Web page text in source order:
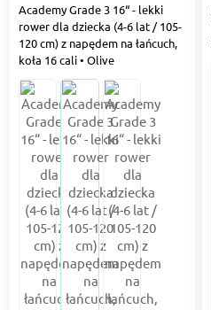
Academy Grade 3 16“ - lekki
rower dla dziecka (4-6 lat / 105-
120 cm) z napędem na łańcuch,
koła 16 cali • Olive